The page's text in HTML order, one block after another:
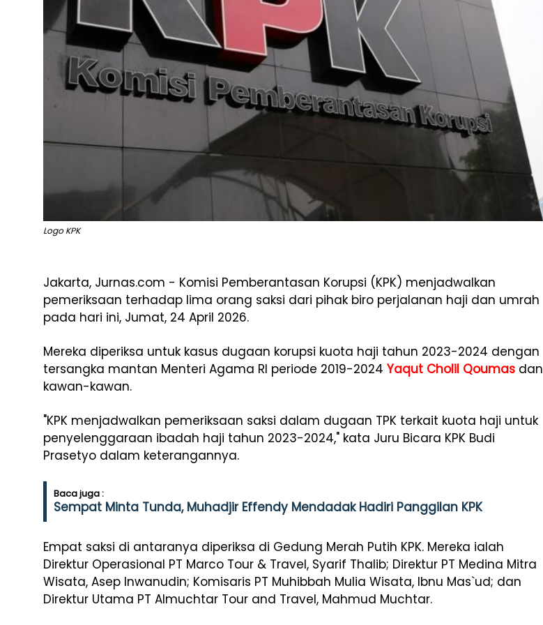
Logo KPK
Jakarta, Jurnas.com - Komisi Pemberantasan Korupsi (KPK) menjadwalkan
pemeriksaan terhadap lima orang saksi dari pihak biro perjalanan haji dan umrah
pada hari ini, Jumat, 24 April 2026.
Mereka diperiksa untuk kasus dugaan korupsi kuota haji tahun 2023-2024 dengan
tersangka mantan Menteri Agama RI periode 2019-2024 Yaqut Cholil Qoumas dan
kawan-kawan.
"KPK menjadwalkan pemeriksaan saksi dalam dugaan TPK terkait kuota haji untuk
penyelenggaraan ibadah haji tahun 2023-2024," kata Juru Bicara KPK Budi
Prasetyo dalam keterangannya.
Baca juga :
Sempat Minta Tunda, Muhadjir Effendy Mendadak Hadiri Panggilan KPK
Empat saksi di antaranya diperiksa di Gedung Merah Putih KPK. Mereka ialah
Direktur Operasional PT Marco Tour & Travel, Syarif Thalib; Direktur PT Medina Mitra
Wisata, Asep Inwanudin; Komisaris PT Muhibbah Mulia Wisata, Ibnu Mas`ud; dan
Direktur Utama PT Almuchtar Tour and Travel, Mahmud Muchtar.